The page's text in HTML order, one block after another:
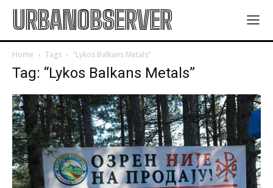
URBANOBSERVER
Home Tags “Lykos Balkans Metals”
Tag: “Lykos Balkans Metals”